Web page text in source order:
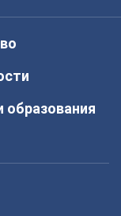
образования